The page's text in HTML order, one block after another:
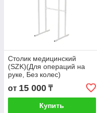
Столик медицинский
(SZK)(Для операций на
руке, Без колес)
от 15 000 ₸
Купить